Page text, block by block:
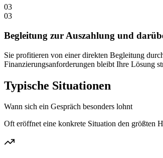
03
03
Begleitung zur Auszahlung und
Sie profitieren von einer direkten Begleitung
Finanzierungsanforderungen bleibt Ihre Lösung
Typische Situationen
Wann sich ein Gespräch besonders lohnt
Oft eröffnet eine konkrete Situation den größten